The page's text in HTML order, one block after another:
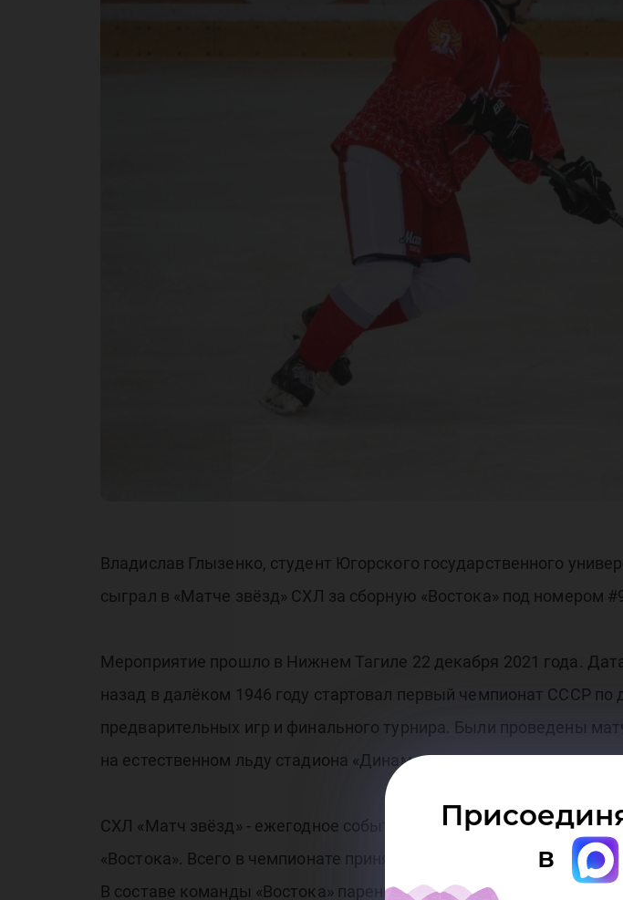
в
Владислав Глызенко, студент Югорского государственного
сыграл в «Матче звёзд» СХЛ за сборную «Востока» под номером
Мероприятие прошло в Нижнем Тагиле 22 декабря 2021 года.
назад в далёком 1946 году стартовал первый чемпионат СССР по
предварительных игр и финального турнира. Были проведены
на естественном льду стадиона «Динамо».
СХЛ «Матч звёзд» - ежегодное событие страны, которое
«Востока». Всего в чемпионате приняло участие 34 лучших
В составе команды «Востока» парень обыграл соперников со